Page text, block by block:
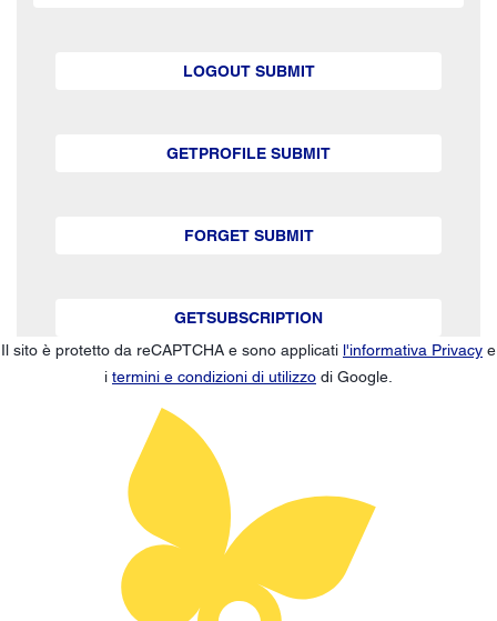
LOGOUT SUBMIT
GETPROFILE SUBMIT
FORGET SUBMIT
GETSUBSCRIPTION
Il sito è protetto da reCAPTCHA e sono applicati l'informativa Privacy e
i termini e condizioni di utilizzo di Google.